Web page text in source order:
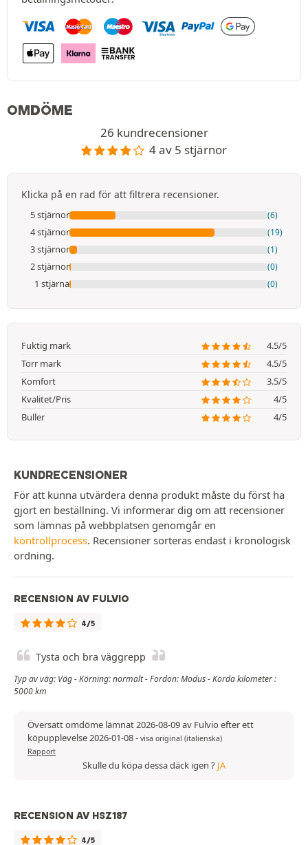
OMDÖME
26 kundrecensioner
4 av 5 stjärnor
Klicka på en rad för att filtrera recensioner.
5 stjärnor (6)
4 stjärnor (19)
3 stjärnor (1)
2 stjärnor (0)
1 stjärna (0)
Fuktig mark
4.5/5
Torr mark
4.5/5
Komfort
3.5/5
Kvalitet/Pris
4/5
Buller
4/5
KUNDRECENSIONER
För att kunna utvärdera denna produkt måste du först ha
gjort en beställning. Vi informerar dig om att recensioner
som lämnas på webbplatsen genomgår en
kontrollprocess. Recensioner sorteras endast i kronologisk
ordning.
RECENSION AV FULVIO
4/5
Tysta och bra väggrepp
Typ av väg: Väg - Körning: normalt - Fordon: Modus - Körda kilometer :
5000 km
Översatt omdöme lämnat 2026-08-09 av Fulvio efter ett
köpupplevelse 2026-01-08- visa original (italienska)
Rapport
Skulle du köpa dessa däck igen ? JA
RECENSION AV HSZ187
4/5